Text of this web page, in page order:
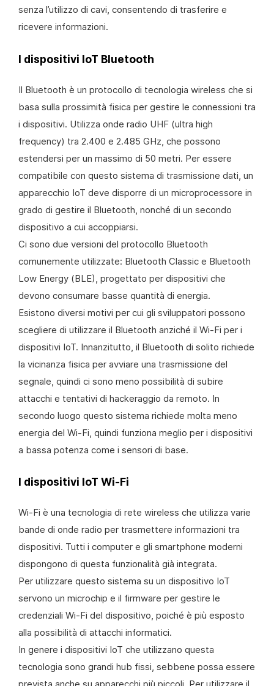
senza l’utilizzo di cavi, consentendo di trasferire e
ricevere informazioni.
I dispositivi IoT Bluetooth
Il Bluetooth è un protocollo di tecnologia wireless che si
basa sulla prossimità fisica per gestire le connessioni tra
i dispositivi. Utilizza onde radio UHF (ultra high
frequency) tra 2.400 e 2.485 GHz, che possono
estendersi per un massimo di 50 metri. Per essere
compatibile con questo sistema di trasmissione dati, un
apparecchio IoT deve disporre di un microprocessore in
grado di gestire il Bluetooth, nonché di un secondo
dispositivo a cui accoppiarsi.
Ci sono due versioni del protocollo Bluetooth
comunemente utilizzate: Bluetooth Classic e Bluetooth
Low Energy (BLE), progettato per dispositivi che
devono consumare basse quantità di energia.
Esistono diversi motivi per cui gli sviluppatori possono
scegliere di utilizzare il Bluetooth anziché il Wi-Fi per i
dispositivi IoT. Innanzitutto, il Bluetooth di solito richiede
la vicinanza fisica per avviare una trasmissione del
segnale, quindi ci sono meno possibilità di subire
attacchi e tentativi di hackeraggio da remoto. In
secondo luogo questo sistema richiede molta meno
energia del Wi-Fi, quindi funziona meglio per i dispositivi
a bassa potenza come i sensori di base.
I dispositivi IoT Wi-Fi
Wi-Fi è una tecnologia di rete wireless che utilizza varie
bande di onde radio per trasmettere informazioni tra
dispositivi. Tutti i computer e gli smartphone moderni
dispongono di questa funzionalità già integrata.
Per utilizzare questo sistema su un dispositivo IoT
servono un microchip e il firmware per gestire le
credenziali Wi-Fi del dispositivo, poiché è più esposto
alla possibilità di attacchi informatici.
In genere i dispositivi IoT che utilizzano questa
tecnologia sono grandi hub fissi, sebbene possa essere